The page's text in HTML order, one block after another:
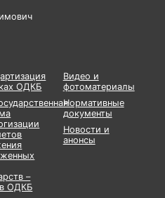
ОДКБ
–
ОДКБ
Видео и
фотоматериалы
Нормативные
документы
Новости и
анонсы